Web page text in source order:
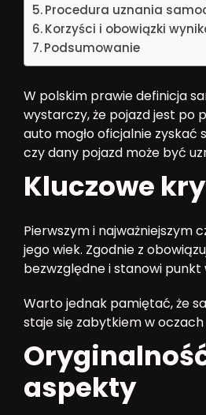
Procedura uznania
Korzyści i obowiązki
Podsumowanie
W polskim prawie definicja
wystarczy, że pojazd jest po
auto mogło oficjalnie
czy dany pojazd może być
Kluczowe
Pierwszym i najważniejszym
jego wiek. Zgodnie z
bezwzględne i stanowi punkt
Warto jednak pamiętać, że
staje się zabytkiem w
aspekty